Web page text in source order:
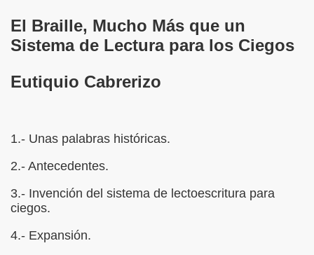
El Braille, Mucho Más que un
Sistema de Lectura para los Ciegos
Eutiquio Cabrerizo
1.- Unas palabras históricas.
2.- Antecedentes.
3.- Invención del sistema de lectoescritura para
ciegos.
4.- Expansión.
(Pedro Zurita)
(Juan José Miñana)
a Charles Barbier (Pablo Madrid Herruzo)
(Pedro Zurita)